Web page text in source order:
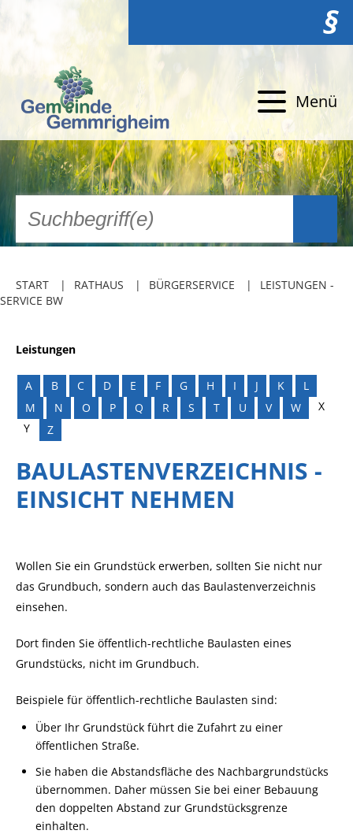
§
Menü
START RATHAUS BÜRGERSERVICE
LEISTUNGEN -
SERVICE BW
Leistungen
A B C D E F G H I J K
L
M
N O P Q R S T U V W
X
Y
Z
BAULASTENVERZEICHNIS -
EINSICHT NEHMEN
Wollen Sie ein Grundstück erwerben, sollten Sie nicht nur
das Grundbuch, sondern auch das Baulastenverzeichnis
einsehen.
Dort finden Sie öffentlich-rechtliche Baulasten eines
Grundstücks, nicht im Grundbuch.
Beispiele für öffentlich-rechtliche Baulasten sind:
Über Ihr Grundstück führt die Zufahrt zu einer
öffentlichen Straße.
Sie haben die Abstandsfläche des Nachbargrundstücks
übernommen. Daher müssen Sie bei einer Bebauung
den doppelten Abstand zur Grundstücksgrenze
einhalten.